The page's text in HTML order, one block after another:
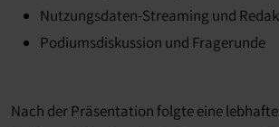
Nutzungsdaten-Streaming und
Podiumsdiskussion und Fragerunde
Nach der Präsentation folgte eine lebhafte